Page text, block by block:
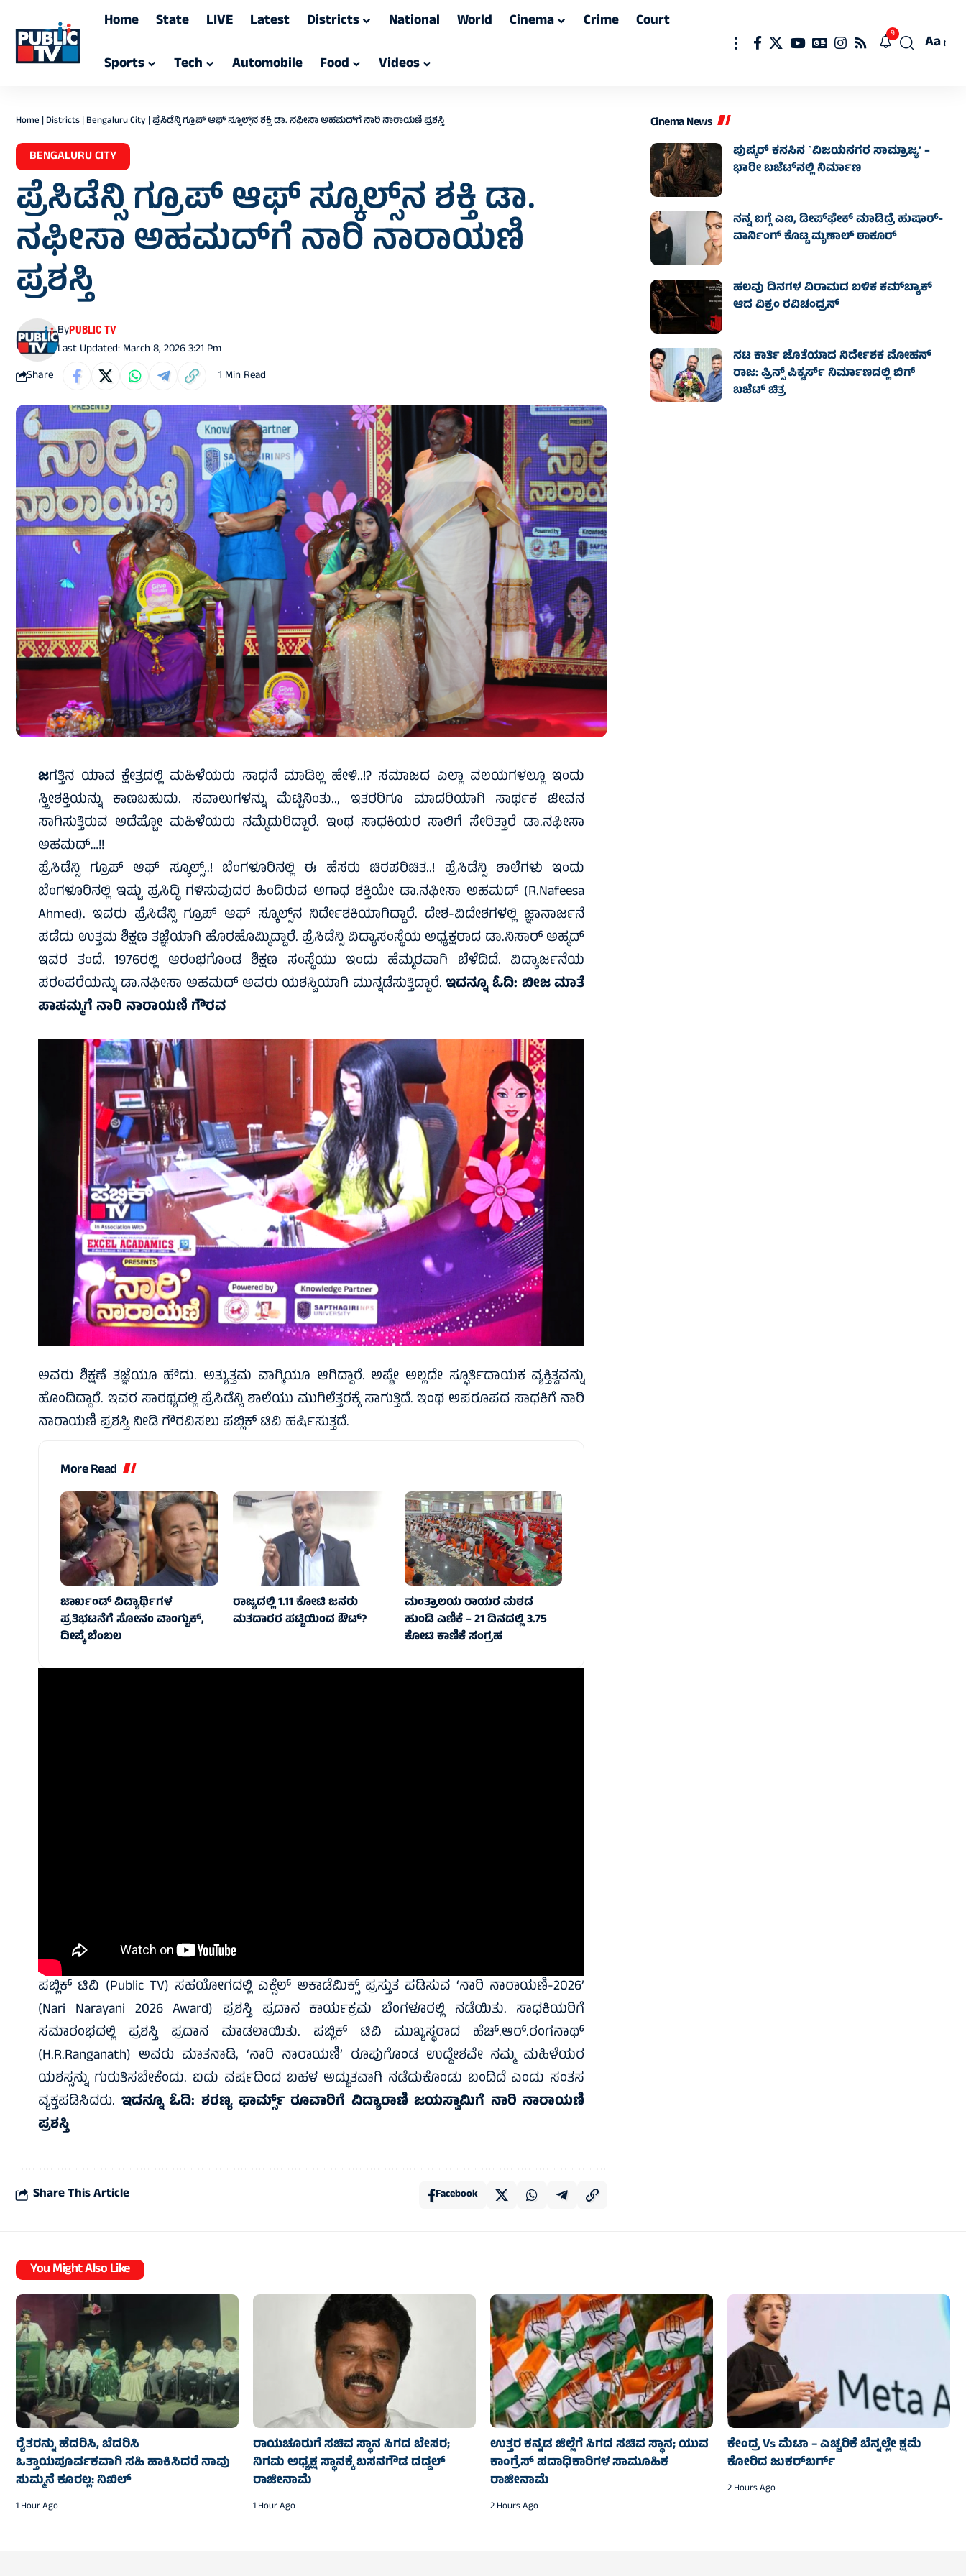
Home State LIVE Latest Districts National World Cinema Crime
Court
Sports
Tech Automobile Food Videos
9
Font
Aa
Home |Districts|Bengaluru City |ಪ್ರೆಸಿಡೆನ್ಸಿ ಗ್ರೂಪ್ ಆಫ್ ಸ್ಕೂಲ್ಸ್‌ನ ಶಕ್ತಿ ಡಾ. ನಫೀಸಾ ಅಹಮದ್‌ಗೆ ನಾರಿ ನಾರಾಯಣಿ ಪ್ರಶಸ್ತಿ
BENGALURU CITY
ಪ್ರೆಸಿಡೆನ್ಸಿ ಗ್ರೂಪ್ ಆಫ್ ಸ್ಕೂಲ್ಸ್‌ನ ಶಕ್ತಿ ಡಾ.
ನಫೀಸಾ ಅಹಮದ್‌ಗೆ ನಾರಿ ನಾರಾಯಣಿ
ಪ್ರಶಸ್ತಿ
Last Updated: March 8, 2026 3:21 Pm
ByPUBLIC TV
Share 1 Min Read
ಜಗತ್ತಿನ ಯಾವ ಕ್ಷೇತ್ರದಲ್ಲಿ ಮಹಿಳೆಯರು ಸಾಧನೆ ಮಾಡಿಲ್ಲ ಹೇಳಿ..!? ಸಮಾಜದ ಎಲ್ಲಾ ವಲಯಗಳಲ್ಲೂ ಇಂದು
ಸ್ತ್ರೀಶಕ್ತಿಯನ್ನು ಕಾಣಬಹುದು. ಸವಾಲುಗಳನ್ನು ಮೆಟ್ಟಿನಿಂತು.., ಇತರರಿಗೂ ಮಾದರಿಯಾಗಿ ಸಾರ್ಥಕ ಜೀವನ
ಸಾಗಿಸುತ್ತಿರುವ ಅದೆಷ್ಟೋ ಮಹಿಳೆಯರು ನಮ್ಮೆದುರಿದ್ದಾರೆ. ಇಂಥ ಸಾಧಕಿಯರ ಸಾಲಿಗೆ ಸೇರಿತ್ತಾರೆ ಡಾ.ನಫೀಸಾ
ಅಹಮದ್…!!
ಪ್ರೆಸಿಡೆನ್ಸಿ ಗ್ರೂಪ್ ಆಫ್ ಸ್ಕೂಲ್ಸ್..! ಬೆಂಗಳೂರಿನಲ್ಲಿ ಈ ಹೆಸರು ಚಿರಪರಿಚಿತ..! ಪ್ರೆಸಿಡೆನ್ಸಿ ಶಾಲೆಗಳು ಇಂದು
ಬೆಂಗಳೂರಿನಲ್ಲಿ ಇಷ್ಟು ಪ್ರಸಿದ್ಧಿ ಗಳಿಸುವುದರ ಹಿಂದಿರುವ ಅಗಾಧ ಶಕ್ತಿಯೇ ಡಾ.ನಫೀಸಾ ಅಹಮದ್ (R.Nafeesa
Ahmed). ಇವರು ಪ್ರೆಸಿಡೆನ್ಸಿ ಗ್ರೂಪ್ ಆಫ್ ಸ್ಕೂಲ್ಸ್‌ನ ನಿರ್ದೇಶಕಿಯಾಗಿದ್ದಾರೆ. ದೇಶ-ವಿದೇಶಗಳಲ್ಲಿ ಜ್ಞಾನಾರ್ಜನೆ
ಪಡೆದು ಉತ್ತಮ ಶಿಕ್ಷಣ ತಜ್ಞೆಯಾಗಿ ಹೊರಹೊಮ್ಮಿದ್ದಾರೆ. ಪ್ರೆಸಿಡೆನ್ಸಿ ವಿದ್ಯಾಸಂಸ್ಥೆಯ ಅಧ್ಯಕ್ಷರಾದ ಡಾ.ನಿಸಾರ್ ಅಹ್ಮದ್
ಇವರ ತಂದೆ. 1976ರಲ್ಲಿ ಆರಂಭಗೊಂಡ ಶಿಕ್ಷಣ ಸಂಸ್ಥೆಯು ಇಂದು ಹೆಮ್ಮರವಾಗಿ ಬೆಳೆದಿದೆ. ವಿದ್ಯಾರ್ಜನೆಯ
ಪರಂಪರೆಯನ್ನು ಡಾ.ನಫೀಸಾ ಅಹಮದ್ ಅವರು ಯಶಸ್ವಿಯಾಗಿ ಮುನ್ನಡೆಸುತ್ತಿದ್ದಾರೆ.ಇದನ್ನೂ ಓದಿ: ಬೀಜ ಮಾತೆ
ಪಾಪಮ್ಮಗೆ ನಾರಿ ನಾರಾಯಣಿ ಗೌರವ
ಅವರು ಶಿಕ್ಷಣೆ ತಜ್ಞೆಯೂ ಹೌದು. ಅತ್ಯುತ್ತಮ ವಾಗ್ಮಿಯೂ ಆಗಿದ್ದಾರೆ. ಅಷ್ಟೇ ಅಲ್ಲದೇ ಸ್ಫೂರ್ತಿದಾಯಕ ವ್ಯಕ್ತಿತ್ವವನ್ನು
ಹೊಂದಿದ್ದಾರೆ. ಇವರ ಸಾರಥ್ಯದಲ್ಲಿ ಪ್ರೆಸಿಡೆನ್ಸಿ ಶಾಲೆಯು ಮುಗಿಲೆತ್ತರಕ್ಕೆ ಸಾಗುತ್ತಿದೆ. ಇಂಥ ಅಪರೂಪದ ಸಾಧಕಿಗೆ ನಾರಿ
ನಾರಾಯಣಿ ಪ್ರಶಸ್ತಿ ನೀಡಿ ಗೌರವಿಸಲು ಪಬ್ಲಿಕ್ ಟಿವಿ ಹರ್ಷಿಸುತ್ತದೆ.
More Read
ಜಾರ್ಖಂಡ್ ವಿದ್ಯಾರ್ಥಿಗಳ
ಪ್ರತಿಭಟನೆಗೆ ಸೋನಂ ವಾಂಗ್ಚುಕ್,
ದೀಪ್ಕೆ ಬೆಂಬಲ
ರಾಜ್ಯದಲ್ಲಿ 1.11 ಕೋಟಿ ಜನರು
ಮತದಾರರ ಪಟ್ಟಿಯಿಂದ ಔಟ್‌?
ಮಂತ್ರಾಲಯ ರಾಯರ ಮಠದ
ಹುಂಡಿ ಎಣಿಕೆ – 21 ದಿನದಲ್ಲಿ 3.75
ಕೋಟಿ ಕಾಣಿಕೆ ಸಂಗ್ರಹ
ಪಬ್ಲಿಕ್‌ ಟಿವಿ (Public TV) ಸಹಯೋಗದಲ್ಲಿ ಎಕ್ಸೆಲ್‌ ಅಕಾಡೆಮಿಕ್ಸ್‌ ಪ್ರಸ್ತುತ ಪಡಿಸುವ ‘ನಾರಿ ನಾರಾಯಣಿ-2026’
(Nari Narayani 2026 Award) ಪ್ರಶಸ್ತಿ ಪ್ರದಾನ ಕಾರ್ಯಕ್ರಮ ಬೆಂಗಳೂರಲ್ಲಿ ನಡೆಯಿತು. ಸಾಧಕಿಯರಿಗೆ
ಸಮಾರಂಭದಲ್ಲಿ ಪ್ರಶಸ್ತಿ ಪ್ರದಾನ ಮಾಡಲಾಯಿತು. ಪಬ್ಲಿಕ್‌ ಟಿವಿ ಮುಖ್ಯಸ್ಥರಾದ ಹೆಚ್‌.ಆರ್‌.ರಂಗನಾಥ್‌
(H.R.Ranganath) ಅವರು ಮಾತನಾಡಿ, ‘ನಾರಿ ನಾರಾಯಣಿ’ ರೂಪುಗೊಂಡ ಉದ್ದೇಶವೇ ನಮ್ಮ ಮಹಿಳೆಯರ
ಯಶಸ್ಸನ್ನು ಗುರುತಿಸಬೇಕೆಂದು. ಐದು ವರ್ಷದಿಂದ ಬಹಳ ಅದ್ಭುತವಾಗಿ ನಡೆದುಕೊಂಡು ಬಂದಿದೆ ಎಂದು ಸಂತಸ
ವ್ಯಕ್ತಪಡಿಸಿದರು. ಇದನ್ನೂ ಓದಿ: ಶರಣ್ಯ ಫಾರ್ಮ್ಸ್ ರೂವಾರಿಗೆ ವಿದ್ಯಾರಾಣಿ ಜಯಸ್ವಾಮಿಗೆ ನಾರಿ ನಾರಾಯಣಿ
ಪ್ರಶಸ್ತಿ
Share This Article Facebook
Cinema News
ಪುಷ್ಕರ್ ಕನಸಿನ `ವಿಜಯನಗರ ಸಾಮ್ರಾಜ್ಯ’ –
ಭಾರೀ ಬಜೆಟ್‌ನಲ್ಲಿ ನಿರ್ಮಾಣ
ನನ್ನ ಬಗ್ಗೆ ಎಐ, ಡೀಪ್‌ಫೇಕ್ ಮಾಡಿದ್ರೆ ಹುಷಾರ್-
ವಾರ್ನಿಂಗ್ ಕೊಟ್ಟ ಮೃಣಾಲ್ ಠಾಕೂರ್
ಹಲವು ದಿನಗಳ ವಿರಾಮದ ಬಳಿಕ ಕಮ್‌ಬ್ಯಾಕ್
ಆದ ವಿಕ್ರಂ ರವಿಚಂದ್ರನ್
ನಟ ಕಾರ್ತಿ ಜೊತೆಯಾದ ನಿರ್ದೇಶಕ ಮೋಹನ್
ರಾಜ: ಪ್ರಿನ್ಸ್ ಪಿಕ್ಚರ್ಸ್ ನಿರ್ಮಾಣದಲ್ಲಿ ಬಿಗ್
ಬಜೆಟ್ ಚಿತ್ರ
You Might Also Like
ರೈತರನ್ನು ಹೆದರಿಸಿ, ಬೆದರಿಸಿ
ಒತ್ತಾಯಪೂರ್ವಕವಾಗಿ ಸಹಿ ಹಾಕಿಸಿದರೆ ನಾವು
ಸುಮ್ಮನೆ ಕೂರಲ್ಲ: ನಿಖಿಲ್
1 Hour Ago
ರಾಯಚೂರುಗೆ ಸಚಿವ ಸ್ಥಾನ ಸಿಗದ ಬೇಸರ;
ನಿಗಮ ಅಧ್ಯಕ್ಷ ಸ್ಥಾನಕ್ಕೆ ಬಸನಗೌಡ ದದ್ದಲ್‌
ರಾಜೀನಾಮೆ
1 Hour Ago
ಉತ್ತರ ಕನ್ನಡ ಜಿಲ್ಲೆಗೆ ಸಿಗದ ಸಚಿವ ಸ್ಥಾನ; ಯುವ
ಕಾಂಗ್ರೆಸ್‌ ಪದಾಧಿಕಾರಿಗಳ ಸಾಮೂಹಿಕ
ರಾಜೀನಾಮೆ
2 Hours Ago
ಕೇಂದ್ರ Vs ಮೆಟಾ – ಎಚ್ಚರಿಕೆ ಬೆನ್ನಲ್ಲೇ ಕ್ಷಮೆ
ಕೋರಿದ ಜುಕರ್‌ಬರ್ಗ್
2 Hours Ago